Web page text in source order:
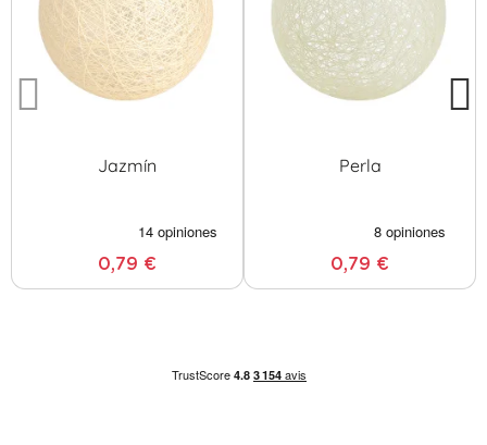
Jazmín
0,79 €
Perla
0,79 €